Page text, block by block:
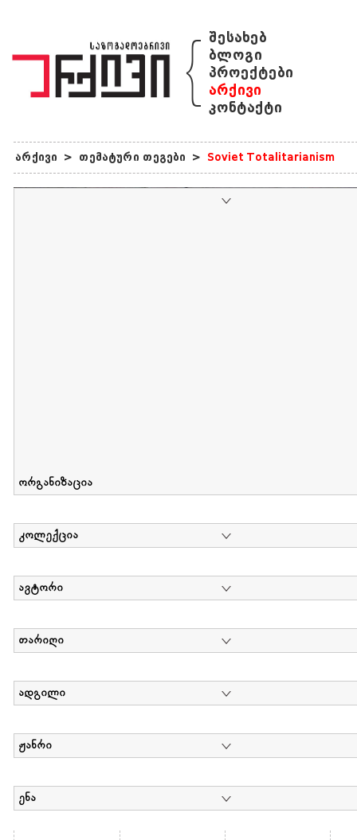
{ შესახებ
ბლოგი
პროექტები
არქივი
კონტაქტი
არქივი > თემატური თეგები > Soviet Totalitarianism
ორგანიზაცია
კოლექცია
ავტორი
თარიღი
ადგილი
ჟანრი
ენა